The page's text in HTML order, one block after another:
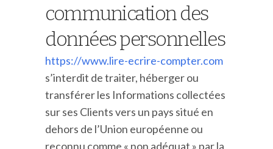
communication des
données personnelles
https://www.lire-ecrire-compter.com
s’interdit de traiter, héberger ou
transférer les Informations collectées
sur ses Clients vers un pays situé en
dehors de l’Union européenne ou
reconnu comme « non adéquat » par la